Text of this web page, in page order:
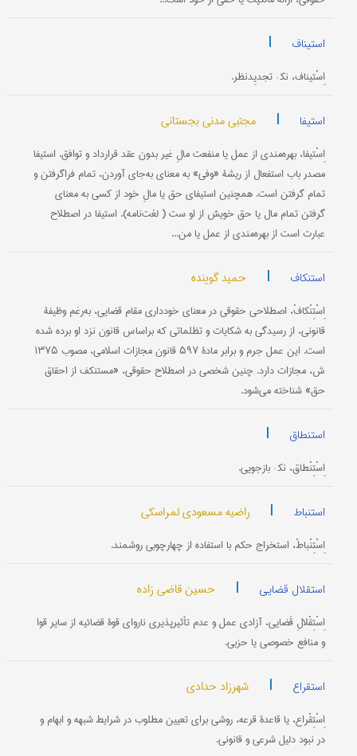
استیناف |
اِسْتیناف، نک‍ : تجدیِدنظر.
استیفا | مجتبی مدنی بجستانی
اِسْتیفا، بهره‌مندی از عمل یا منفعت مالِ غیر بدون عقد قرارداد و توافق. استیفا
مصدر باب استفعال از ریشۀ «وفی» به معنای به‌جای آوردن، تمام فراگرفتن و
تمام گرفتن است. همچنین استیفای حق یا مالِ خود از کسی به معنای
گرفتن تمام مال یا حق خویش از او ست ( لغت‌نامه). استیفا در اصطلاح
عبارت است از بهره‌مندی از عمل یا من...
استنکاف | حمید گوینده
اِسْتِنْکافْ، اصطلاحی حقوقی در معنای خودداری مقام قضایی، به‌‌رغم وظیفۀ
قانونی، از رسیدگی به شکایات و تظلماتی که براساس قانون نزد او برده شده
است. این عمل جرم و برابر مادۀ ۵۹۷ قانون مجازات اسلامی، مصوب ۱۳۷۵
ش، مجازات دارد. چنین شخصی در اصطلاح حقوقی، «مستنکف از احقاق
حق» شناخته می‌شود.
استنطاق |
اِسْتِنْطاق، نک‍ : بازجویی.
استنباط | راضیه مسعودی لمراسکی
اِسْتِنْباطْ، استخراج حکم با استفاده از چهارچوبی روشمند.
استقلال قضایی | حسین قاضی زاده
اِسْتِقْلالِ قَضایی، آزادی عمل و عدم تأثیرپذیری ناروای قوۀ قضائیه از سایر قوا
و منافع خصوصی یا حزبی.
استقراع | شهرزاد حدادی
اِسْتِقْراع، یا قاعدۀ قرعه، روشی برای تعیین مطلوب در شرایط شبهه و ابهام و
در نبود دلیل شرعی و قانونی.